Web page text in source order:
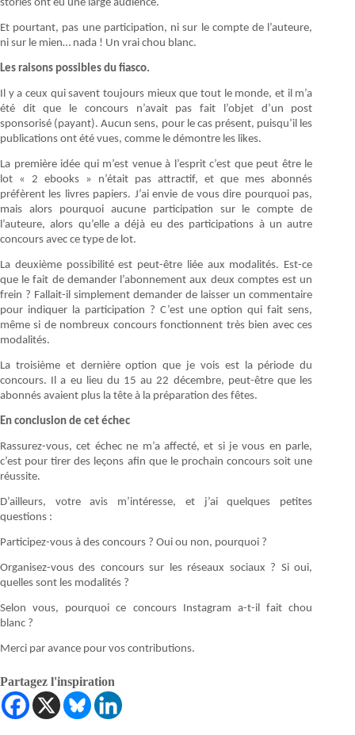
stories ont eu une large audience.
Et pourtant, pas une participation, ni sur le compte de l’auteure,
ni sur le mien… nada ! Un vrai chou blanc.
Les raisons possibles du fiasco.
Il y a ceux qui savent toujours mieux que tout le monde, et il m’a
été dit que le concours n’avait pas fait l’objet d’un post
sponsorisé (payant). Aucun sens, pour le cas présent, puisqu’il les
publications ont été vues, comme le démontre les likes.
La première idée qui m’est venue à l’esprit c’est que peut être le
lot « 2 ebooks » n’était pas attractif, et que mes abonnés
préfèrent les livres papiers. J’ai envie de vous dire pourquoi pas,
mais alors pourquoi aucune participation sur le compte de
l’auteure, alors qu’elle a déjà eu des participations à un autre
concours avec ce type de lot.
La deuxième possibilité est peut-être liée aux modalités. Est-ce
que le fait de demander l’abonnement aux deux comptes est un
frein ? Fallait-il simplement demander de laisser un commentaire
pour indiquer la participation ? C’est une option qui fait sens,
même si de nombreux concours fonctionnent très bien avec ces
modalités.
La troisième et dernière option que je vois est la période du
concours. Il a eu lieu du 15 au 22 décembre, peut-être que les
abonnés avaient plus la tête à la préparation des fêtes.
En conclusion de cet échec
Rassurez-vous, cet échec ne m’a affecté, et si je vous en parle,
c’est pour tirer des leçons afin que le prochain concours soit une
réussite.
D’ailleurs, votre avis m’intéresse, et j’ai quelques petites
questions :
Participez-vous à des concours ? Oui ou non, pourquoi ?
Organisez-vous des concours sur les réseaux sociaux ? Si oui,
quelles sont les modalités ?
Selon vous, pourquoi ce concours Instagram a-t-il fait chou
blanc ?
Merci par avance pour vos contributions.
Partagez l'inspiration